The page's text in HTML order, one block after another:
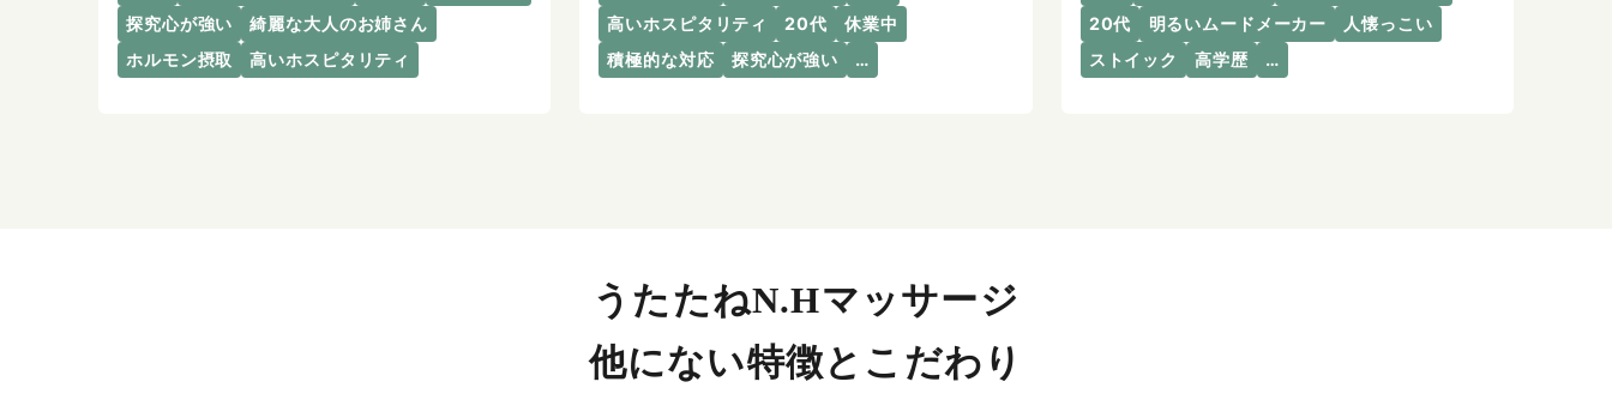
探究心が強い
綺麗な大人のお姉さん
ホルモン摂取
高いホスピタリティ
高いホスピタリティ
20代
休業中
積極的な対応
探究心が強い …
20代
明るいムードメーカー
人懐っこい
ストイック
高学歴 …
うたたねN.Hマッサージ
他にない特徴とこだわり